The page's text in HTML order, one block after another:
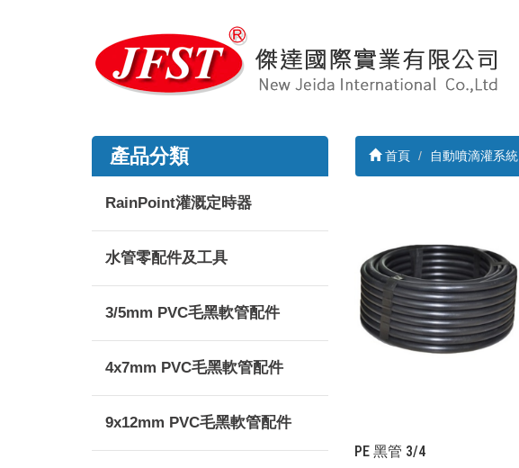
產品分類
RainPoint灌溉定時器
水管零配件及工具
3/5mm PVC毛黑軟管配件
4x7mm PVC毛黑軟管配件
9x12mm PVC毛黑軟管配件
首頁 自動噴滴灌系統
PE 黑管 3/4